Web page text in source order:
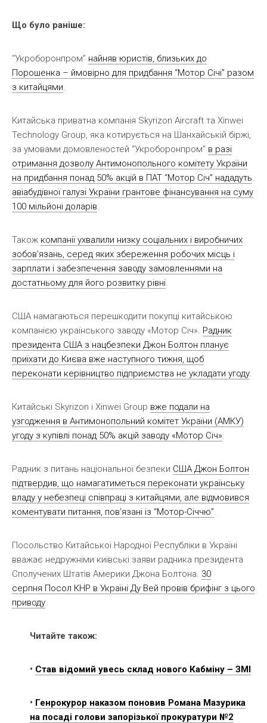
Що було раніше:
“Укроборонпром” найняв юристів, близьких до
Порошенка – ймовірно для придбання “Мотор Січі” разом
з китайцями.
Китайська приватна компанія Skyrizon Aircraft та Xinwei
Technology Group, яка котирується на Шанхайській біржі,
за умовами домовленостей “Укроборонпром” в разі
отримання дозволу Антимонопольного комітету України
на придбання понад 50% акцій в ПАТ “Мотор Січ” нададуть
авіабудівної галузі України грантове фінансування на суму
100 мільйоні доларів.
Також компанії ухвалили низку соціальних і виробничих
зобов’язань, серед яких збереження робочих місць і
зарплати і забезпечення заводу замовленнями на
достатньому для його розвитку рівні.
США намагаються перешкодити покупці китайською
компанією українського заводу «Мотор Січ». Радник
президента США з нацбезпеки Джон Болтон планує
приїхати до Києва вже наступного тижня, щоб
переконати керівництво підприємства не укладати угоду.
Китайські Skyrizon і Xinwei Group вже подали на
узгодження в Антимонопольний комітет України (АМКУ)
угоду з купівлі понад 50% акцій заводу «Мотор Січ».
Радник з питань національної безпеки США Джон Болтон
підтвердив, що намагатиметься переконати українську
владу у небезпеці співпраці з китайцями, але відмовився
коментувати питання, пов’язані із “Мотор-Січчю”.
Посольство Китайської Народної Республіки в Україні
вважає недружніми київські заяви радника президента
Сполучених Штатів Америки Джона Болтона. 30
серпня Посол КНР в Україні Ду Вей провів брифінг з цього
приводу.
Читайте також:
• Став відомий увесь склад нового Кабміну – ЗМІ
• Генрокурор наказом поновив Романа Мазурика
на посаді голови запорізької прокуратури №2